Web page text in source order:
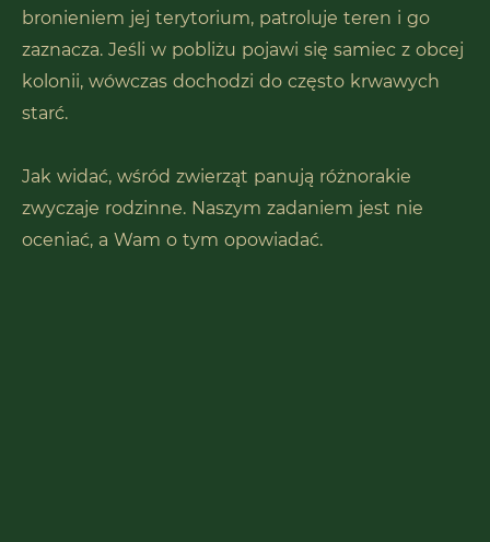
bronieniem jej terytorium, patroluje teren i go
zaznacza. Jeśli w pobliżu pojawi się samiec z obcej
kolonii, wówczas dochodzi do często krwawych
starć.
Jak widać, wśród zwierząt panują różnorakie
zwyczaje rodzinne. Naszym zadaniem jest nie
oceniać, a Wam o tym opowiadać.